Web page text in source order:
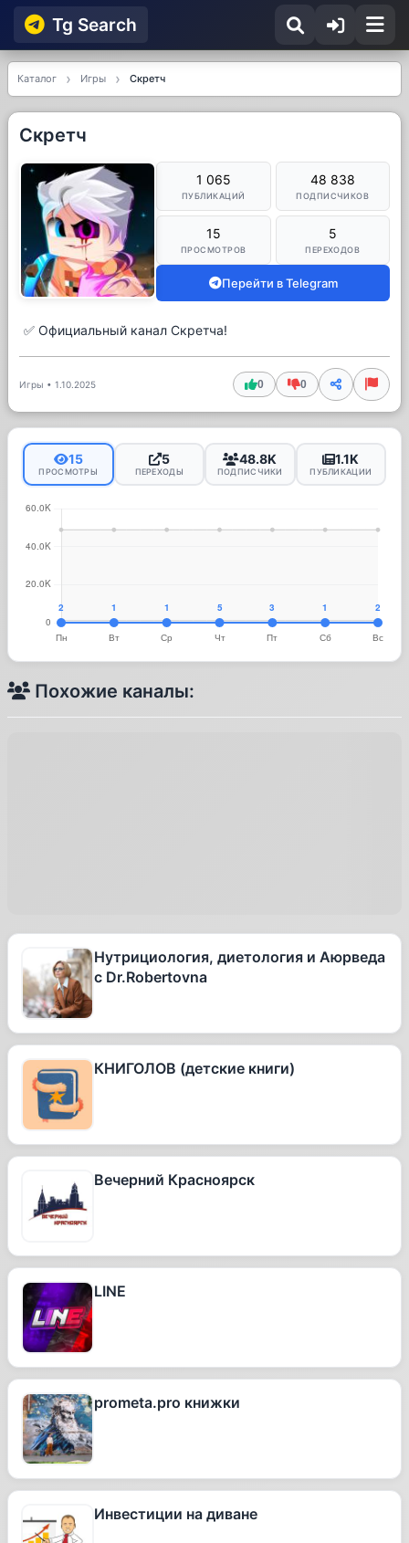
Tg Searсh
Каталог Игры Скретч
Скретч
1 065
ПУБЛИКАЦИЙ
48 838
ПОДПИСЧИКОВ
15
ПРОСМОТРОВ
5
ПЕРЕХОДОВ
Перейти в Telegram
✅ Официальный канал Скретча!
Игры • 1.10.2025 0 0
15
ПРОСМОТРЫ
5
ПЕРЕХОДЫ
48.8K
ПОДПИСЧИКИ
1.1K
ПУБЛИКАЦИИ
Похожие каналы:
Нутрициология, диетология и Аюрведа
с Dr.Robertovna
КНИГОЛОВ (детские книги)
Вечерний Красноярск
LINE
prometa.pro книжки
Инвестиции на диване